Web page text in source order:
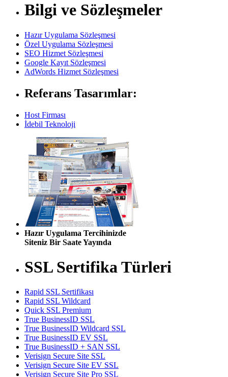
Bilgi ve Sözleşmeler
Hazır Uygulama Sözleşmesi
Özel Uygulama Sözleşmesi
SEO Hizmet Sözleşmesi
Google Kayıt Sözleşmesi
AdWords Hizmet Sözleşmesi
Referans Tasarımlar:
Host Firması
İdebil Teknoloji
Hazır Uygulama Tercihinizde
Siteniz Bir Saate Yayında
SSL Sertifika Türleri
Rapid SSL Sertifikası
Rapid SSL Wildcard
Quick SSL Premium
True BusinessID SSL
True BusinessID Wildcard SSL
True BusinessID EV SSL
True BusinessID + SAN SSL
Verisign Secure Site SSL
Verisign Secure Site EV SSL
Verisign Secure Site Pro SSL